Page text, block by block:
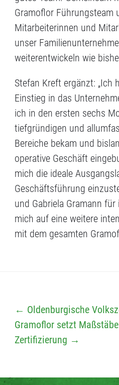
Gramoflor Führungsteam
Mitarbeiterinnen und
unser
weiterentwickeln wie
Stefan Kreft ergänzt: „Ich
Einstieg in das
ich in den ersten sechs
tiefgründigen und
Bereiche bekam und
operative Geschäft
mich die ideale
Geschäftsführung
und Gabriela Gramann
mich auf eine weitere
mit dem gesamten
← Oldenburgische
Gramoflor setzt Maßstäbe
Zertifizierung →